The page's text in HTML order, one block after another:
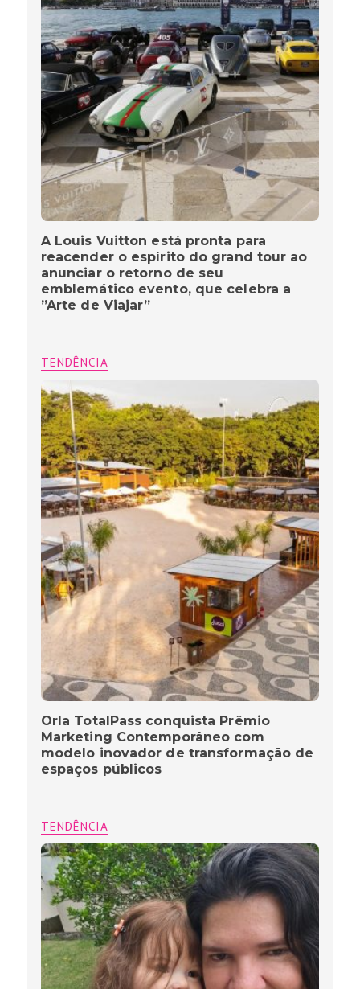
A Louis Vuitton está pronta para
reacender o espírito do grand tour ao
anunciar o retorno de seu
emblemático evento, que celebra a
”Arte de Viajar”
TENDÊNCIA
Orla TotalPass conquista Prêmio
Marketing Contemporâneo com
modelo inovador de transformação de
espaços públicos
TENDÊNCIA